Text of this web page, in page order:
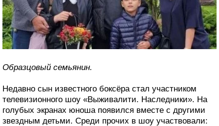
Образцовый семьянин.
Недавно сын известного боксёра стал участником
телевизионного шоу «Выживалити. Наследники». На
голубых экранах юноша появился вместе с другими
звездным детьми. Среди прочих в шоу участвовали: